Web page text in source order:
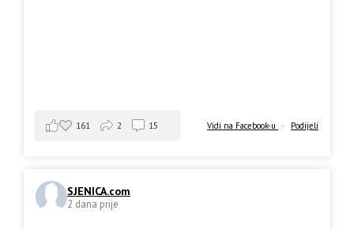
Vidi na Facebook-u · Podijeli
161 2 15
SJENICA.com
2 dana prije